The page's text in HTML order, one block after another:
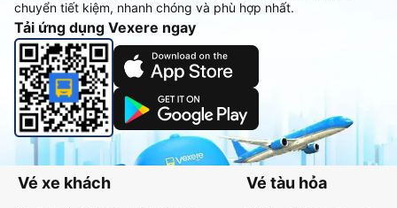
chuyển tiết kiệm, nhanh chóng và phù hợp nhất.
Tải ứng dụng Vexere ngay
Vé xe khách Vé tàu hỏa